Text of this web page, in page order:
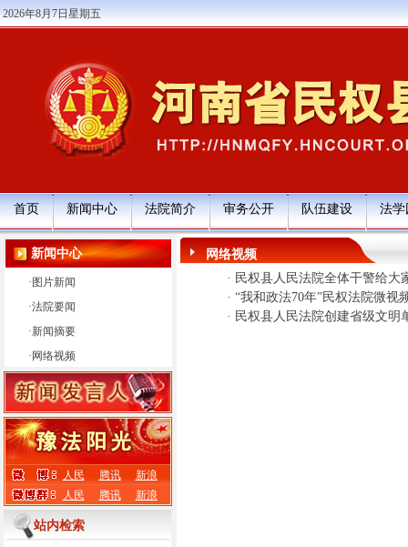
2026年8月7日星期五
首页 新闻中心 法院简介 审务公开 队伍建设 法学
新闻中心
· 图片新闻
·法院要闻
·新闻摘要
· 网络视频
人民 腾讯
新浪
人民
腾讯 新浪
站内检索
网络视频
· 民权县人民法院全体干警给大
· “我和政法70年”民权法院微视
· 民权县人民法院创建省级文明